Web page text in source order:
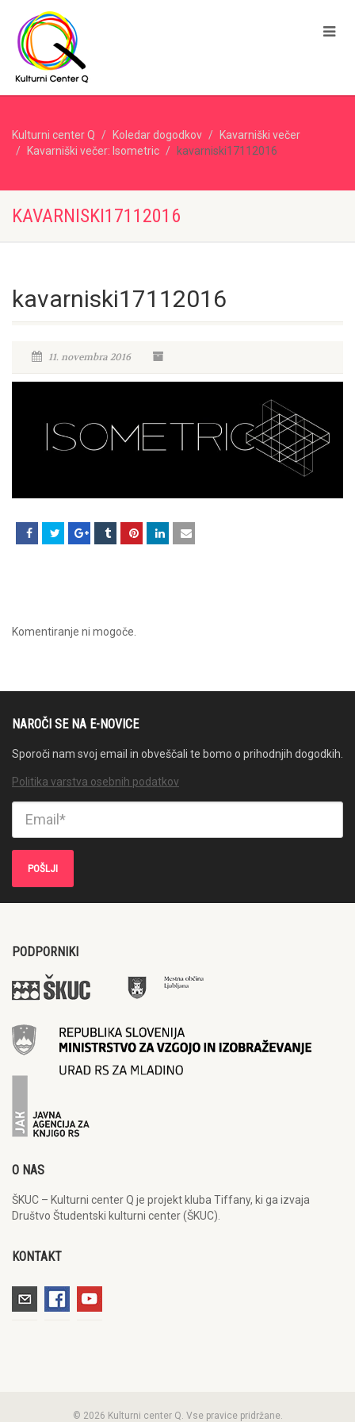
Kulturni center Q Koledar dogodkov
Kavarniški večer
Kavarniški večer: Isometric
kavarniski17112016
KAVARNISKI17112016
kavarniski17112016
11. novembra 2016
Komentiranje ni mogoče.
NAROČI SE NA E-NOVICE
Sporoči nam svoj email in obveščali te bomo o prihodnjih dogodkih.
Politika varstva osebnih podatkov
PODPORNIKI
O NAS
ŠKUC – Kulturni center Q je projekt kluba Tiffany, ki ga izvaja
Društvo Študentski kulturni center (ŠKUC).
KONTAKT
© 2026 Kulturni center Q. Vse pravice pridržane.